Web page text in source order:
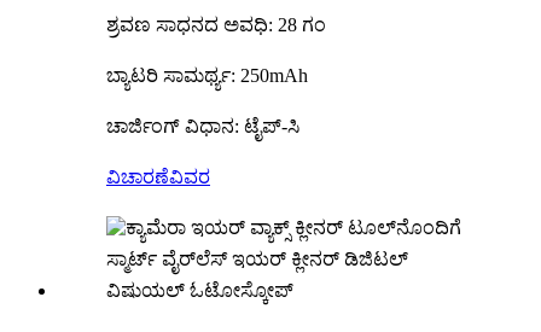
ಶ್ರವಣ ಸಾಧನದ ಅವಧಿ: 28 ಗಂ
ಬ್ಯಾಟರಿ ಸಾಮರ್ಥ್ಯ: 250mAh
ಚಾರ್ಜಿಂಗ್ ವಿಧಾನ: ಟೈಪ್-ಸಿ
ವಿಚಾರಣೆವಿವರ